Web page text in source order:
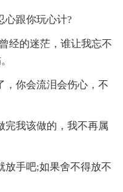
心跟你玩心计?
经的迷茫，谁让我忘不
，你会流泪会伤心，不
完我该做的，我不再属
放手吧;如果舍不得放不